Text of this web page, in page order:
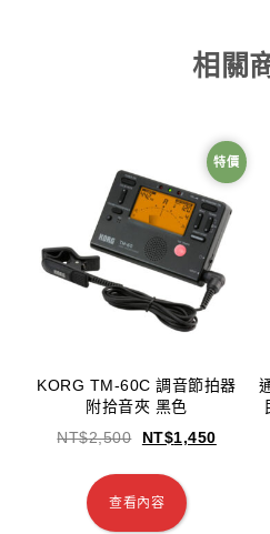
相關
特價
KORG TM-60C 調音節拍器
附拾音夾 黑色
NT$2,500 NT$1,450
查看內容